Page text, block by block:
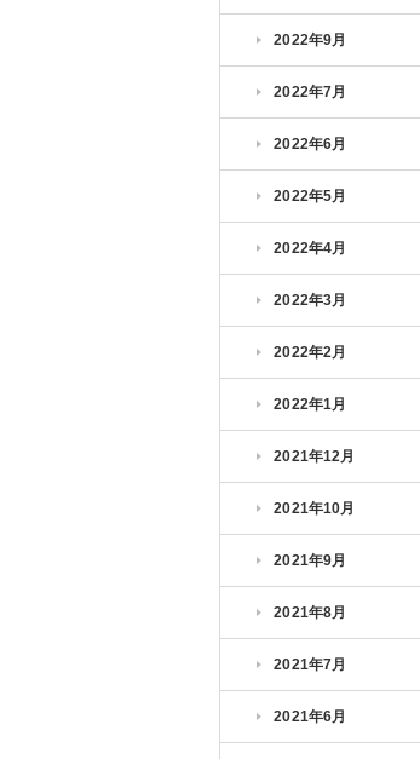
2022年9月
2022年7月
2022年6月
2022年5月
2022年4月
2022年3月
2022年2月
2022年1月
2021年12月
2021年10月
2021年9月
2021年8月
2021年7月
2021年6月